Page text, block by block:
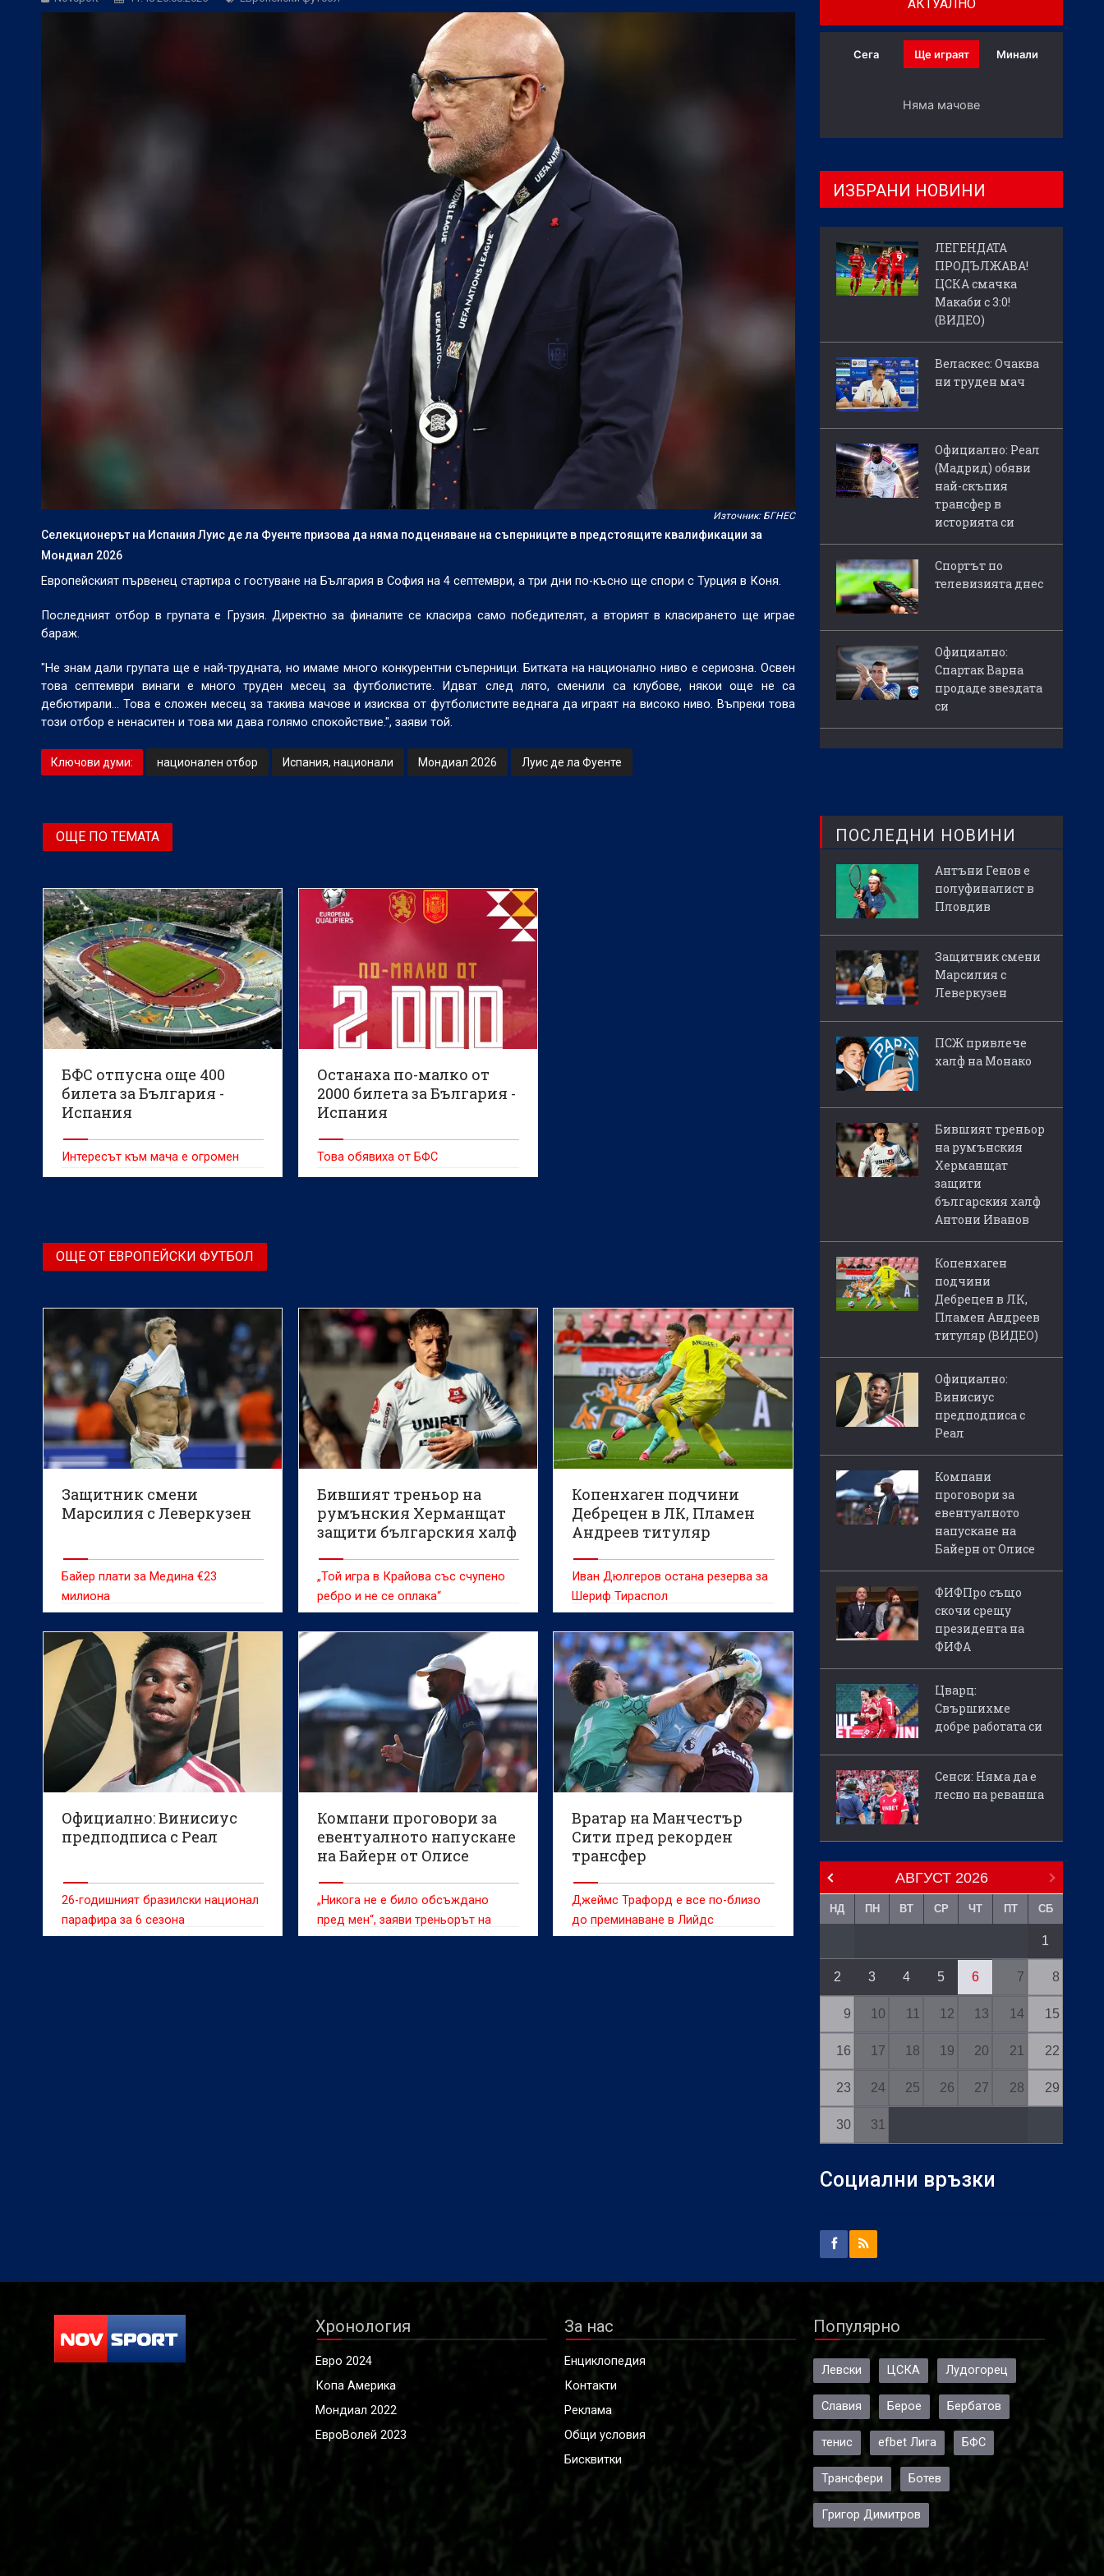
БГ Футбол:Веласкес: Очаква ни труден мач
Официално: Реал (Мадрид) обяви най-скъпия трансфер в историята си
Източник: БГНЕС
Селекционерът на Испания Луис де ла Фуенте призова да няма подценяване на съперниците в предстоящите квалификации за
Мондиал 2026
Европейският първенец стартира с гостуване на България в София на 4 септември, а три дни по-късно ще спори с Турция в Коня.
Последният отбор в групата е Грузия. Директно за финалите се класира само победителят, а вторият в класирането ще играе
бараж.
"Не знам дали групата ще е най-трудната, но имаме много конкурентни съперници. Битката на национално ниво е сериозна. Освен
това септември винаги е много труден месец за футболистите. Идват след лято, сменили са клубове, някои още не са
дебютирали… Това е сложен месец за такива мачове и изисква от футболистите веднага да играят на високо ниво. Въпреки това
този отбор е ненаситен и това ми дава голямо спокойствие.", заяви той.
Ключови думи: национален отбор Испания, национали Мондиал 2026 Луис де ла Фуенте
ОЩЕ ПО ТЕМАТА
БФС отпусна още 400
билета за България -
Испания
Интересът към мача е огромен
Останаха по-малко от
2000 билета за България -
Испания
Това обявиха от БФС
ОЩЕ ОТ ЕВРОПЕЙСКИ ФУТБОЛ
Защитник смени
Марсилия с Леверкузен
Байер плати за Медина €23
милиона
Бившият треньор на
румънския Херманщат
защити българския халф
„Той игра в Крайова със счупено
ребро и не се оплака“
Копенхаген подчини
Дебрецен в ЛК, Пламен
Андреев титуляр
Иван Дюлгеров остана резерва за
Шериф Тираспол
Официално: Винисиус
предподписа с Реал
26-годишният бразилски национал
парафира за 6 сезона
Компани проговори за
евентуалното напускане
на Байерн от Олисе
„Никога не е било обсъждано
пред мен“, заяви треньорът на
Байерн
Вратар на Манчестър
Сити пред рекорден
трансфер
Джеймс Трафорд е все по-близо
до преминаване в Лийдс
АКТУАЛНО
Сега Ще играят Минали
Няма мачове
ИЗБРАНИ НОВИНИ
ЛЕГЕНДАТА
ПРОДЪЛЖАВА!
ЦСКА смачка
Макаби с 3:0!
(ВИДЕО)
Веласкес: Очаква
ни труден мач
Официално: Реал
(Мадрид) обяви
най-скъпия
трансфер в
историята си
Спортът по
телевизията днес
Официално:
Спартак Варна
продаде звездата
си
ПОСЛЕДНИ НОВИНИ
Антъни Генов е
полуфиналист в
Пловдив
Защитник смени
Марсилия с
Леверкузен
ПСЖ привлече
халф на Монако
Бившият треньор
на румънския
Херманщат
защити
българския халф
Антони Иванов
Копенхаген
подчини
Дебрецен в ЛК,
Пламен Андреев
титуляр (ВИДЕО)
Официално:
Винисиус
предподписа с
Реал
Компани
проговори за
евентуалното
напускане на
Байерн от Олисе
ФИФПро също
скочи срещу
президента на
ФИФА
Цварц:
Свършихме
добре работата си
Сенси: Няма да е
лесно на реванша
АВГУСТ 2026
НД ПН ВТ СР ЧТ ПТ СБ
1
2 3 4 5 6 7 8
9 10 11 12 13 14 15
16 17 18 19 20 21 22
23 24 25 26 27 28 29
30 31
Социални връзки
Хронология
Евро 2024
Копа Америка
Мондиал 2022
ЕвроВолей 2023
За нас
Енциклопедия
Контакти
Реклама
Общи условия
Бисквитки
Популярно
Левски ЦСКА Лудогорец
Славия Берое Бербатов
тенис efbet Лига БФС
Трансфери Ботев
Григор Димитров